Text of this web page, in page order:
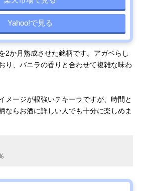
Yahoo!で見る
2か月熟成させた銘柄です。アガベらし
り、バニラの香りと合わせて複雑な味わ
メージが根強いテキーラですが、時間と
ならお酒に詳しい人でも十分に楽しめま